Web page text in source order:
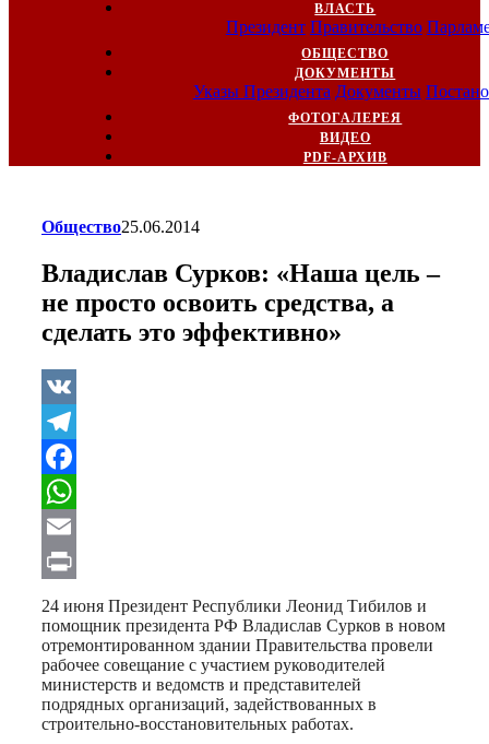
ВЛАСТЬ
Президент Правительство
ОБЩЕСТВО
ДОКУМЕНТЫ
Указы Президента Документы
ФОТОГАЛЕРЕЯ
ВИДЕО
PDF-АРХИВ
Общество25.06.2014
Владислав Сурков: «Наша цель –
не просто освоить средства, а
сделать это эффективно»
VK
Telegram
Facebook
WhatsApp
Email
Print
24 июня Президент Республики Леонид Тибилов и
помощник президента РФ Владислав Сурков в новом
отремонтированном здании Правительства провели
рабочее совещание с участием руководителей
министерств и ведомств и представителей
подрядных организаций, задействованных в
строительно-восстановительных работах.